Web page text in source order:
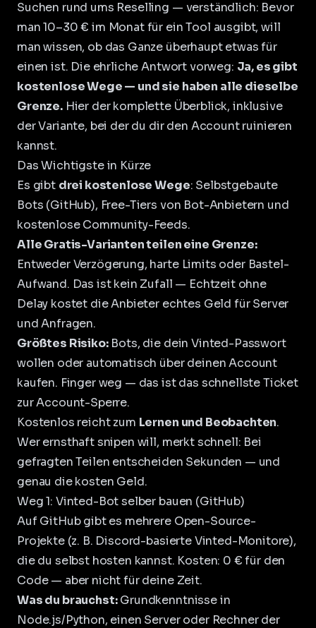
Suchen rund ums Reselling — verständlich: Bevor
man 10–30 € im Monat für ein Tool ausgibt, will
man wissen, ob das Ganze überhaupt etwas für
einen ist. Die ehrliche Antwort vorweg: Ja, es gibt
kostenlose Wege — und sie haben alle dieselbe
Grenze.Hier der komplette Überblick, inklusive
der Variante, bei der du dir den Account ruinieren
kannst.
Das Wichtigste in Kürze
Es gibt drei kostenlose Wege: Selbstgebaute
Bots (GitHub), Free-Tiers von Bot-Anbietern und
kostenlose Community-Feeds.
Alle Gratis-Varianten teilen eine Grenze:
Entweder Verzögerung, harte Limits oder Bastel-
Aufwand. Das ist kein Zufall — Echtzeit ohne
Delay kostet die Anbieter echtes Geld für Server
und Anfragen.
Größtes Risiko:Bots, die dein Vinted-Passwort
wollen oder automatisch über deinen Account
kaufen. Finger weg — das ist das schnellste Ticket
zurAccount-Sperre.
Kostenlos reicht zum Lernen und Beobachten.
Wer ernsthaft snipen will, merkt schnell: Bei
gefragten Teilen entscheiden Sekunden — und
genau die kosten Geld.
Weg 1: Vinted-Bot selber bauen (GitHub)
Auf GitHub gibt es mehrere Open-Source-
Projekte (z. B. Discord-basierte Vinted-Monitore),
die du selbst hosten kannst. Kosten: 0 € für den
Code — aber nicht für deine Zeit.
Was du brauchst:Grundkenntnisse in
Node.js/Python, einen Server oder Rechner der